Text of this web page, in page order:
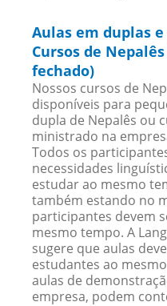
Aulas em duplas
Cursos de
fechado)
Nossos cursos de
disponíveis para
dupla de Nepalês ou
ministrado na
Todos os
necessidades
estudar ao mesmo
também estando no
participantes devem
mesmo tempo. A
sugere que aulas
estudantes ao
aulas de
empresa, podem